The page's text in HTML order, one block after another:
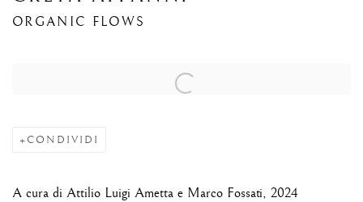
ORGANIC FLOWS
Open a larger version of the following image in a popup:
CONDIVIDI
A cura di Attilio Luigi Ametta e Marco Fossati, 2024